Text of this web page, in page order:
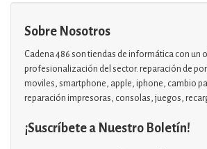
Sobre Nosotros
Cadena 486 son tiendas de informática con un
profesionalización del sector. reparación de
moviles, smartphone, apple, iphone, cambio
reparación impresoras, consolas, juegos,
¡Suscríbete a Nuestro Boletín!